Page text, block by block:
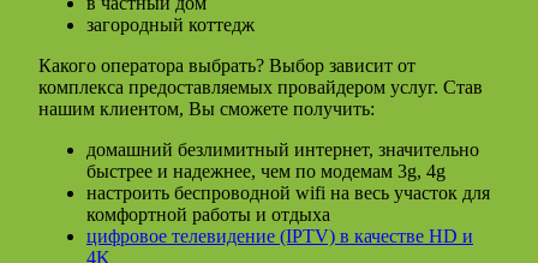
загородный коттедж
Какого оператора выбрать? Выбор зависит от
комплекса предоставляемых провайдером услуг. Став
нашим клиентом, Вы сможете получить:
домашний безлимитный интернет, значительно
быстрее и надежнее, чем по модемам 3g, 4g
настроить беспроводной wifi на весь участок для
комфортной работы и отдыха
цифровое телевидение (IPTV) в качестве HD и
4K